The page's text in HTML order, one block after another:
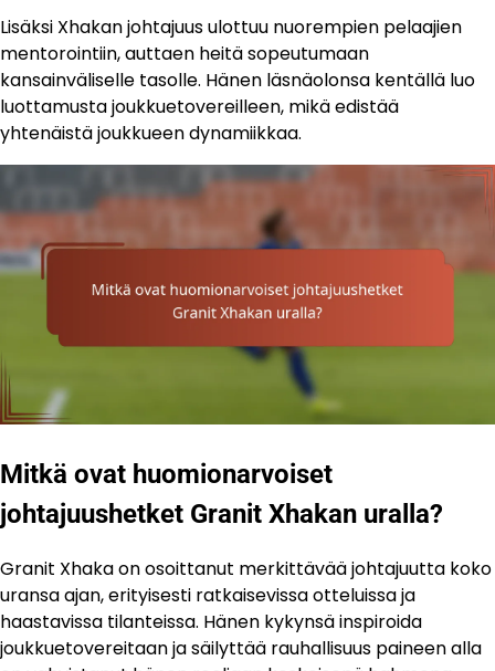
Lisäksi Xhakan johtajuus ulottuu nuorempien pelaajien
mentorointiin, auttaen heitä sopeutumaan
kansainväliselle tasolle. Hänen läsnäolonsa kentällä luo
luottamusta joukkuetovereilleen, mikä edistää
yhtenäistä joukkueen dynamiikkaa.
Mitkä ovat huomionarvoiset
johtajuushetket Granit Xhakan uralla?
Granit Xhaka on osoittanut merkittävää johtajuutta koko
uransa ajan, erityisesti ratkaisevissa otteluissa ja
haastavissa tilanteissa. Hänen kykynsä inspiroida
joukkuetovereitaan ja säilyttää rauhallisuus paineen alla